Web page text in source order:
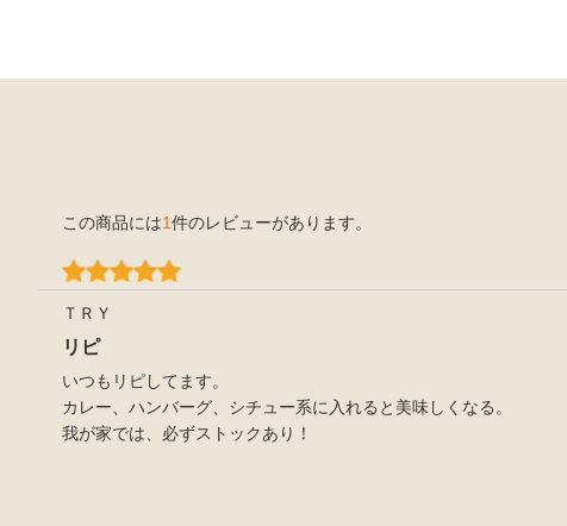
この商品には1件のレビューがあります。
ＴＲＹ
リピ
いつもリピしてます。
カレー、ハンバーグ、シチュー系に入れると美味しくなる。
我が家では、必ずストックあり！